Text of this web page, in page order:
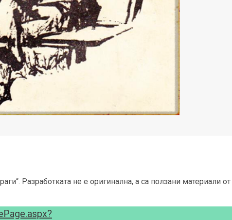
Разработката не е оригинална, а са ползани материали от